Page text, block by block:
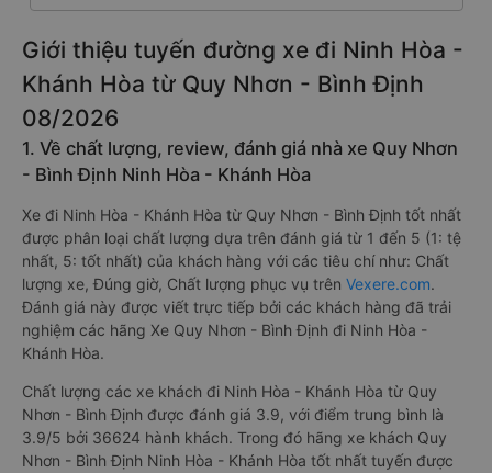
Giới thiệu tuyến đường xe đi Ninh Hòa -
Khánh Hòa từ Quy Nhơn - Bình Định
08/2026
1. Về chất lượng, review, đánh giá nhà xe Quy Nhơn
- Bình Định Ninh Hòa - Khánh Hòa
Xe đi Ninh Hòa - Khánh Hòa từ Quy Nhơn - Bình Định tốt nhất
được phân loại chất lượng dựa trên đánh giá từ 1 đến 5 (1: tệ
nhất, 5: tốt nhất) của khách hàng với các tiêu chí như: Chất
lượng xe, Đúng giờ, Chất lượng phục vụ trên Vexere.com.
Đánh giá này được viết trực tiếp bởi các khách hàng đã trải
nghiệm các hãng Xe Quy Nhơn - Bình Định đi Ninh Hòa -
Khánh Hòa.
Chất lượng các xe khách đi Ninh Hòa - Khánh Hòa từ Quy
Nhơn - Bình Định được đánh giá 3.9, với điểm trung bình là
3.9/5 bởi 36624 hành khách. Trong đó hãng xe khách Quy
Nhơn - Bình Định Ninh Hòa - Khánh Hòa tốt nhất tuyến được